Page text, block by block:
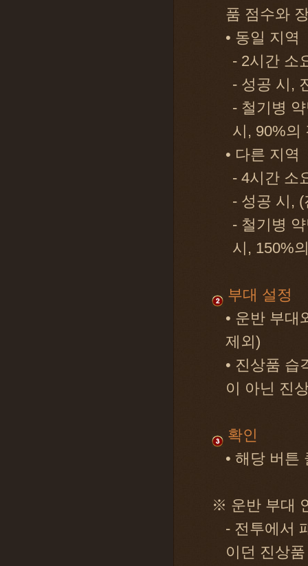
품 점수와
• 동일 지역
- 2시간 소
- 성공 시,
- 철기병
시, 90%의
• 다른 지역
- 4시간 소
- 성공 시,
- 철기병
시, 150%
부대 설정
• 운반 부대
제외)
• 진상품 습
이 아닌 진
확인
• 해당 버튼
※ 운반 부대
- 전투에서
이던 진상